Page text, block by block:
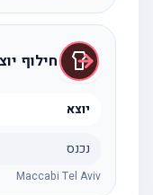
חילוף יוצא
יוצא
נכנס
Maccabi Tel Aviv